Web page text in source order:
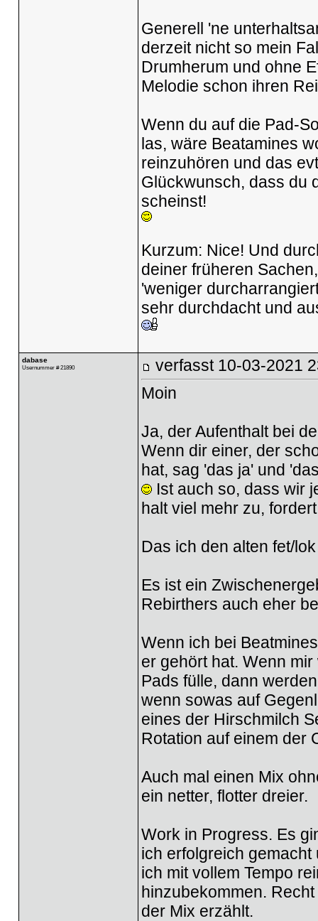
Generell 'ne
derzeit nicht so mein
Drumherum und ohne
Melodie schon ihren
Wenn du auf die Pad-
las, wäre Beatamines
reinzuhören und das
Glückwunsch, dass du
scheinst!
Kurzum: Nice! Und
deiner früheren
'weniger
sehr durchdacht und
dabase
Usernummer # 21890 verfasst 10-03-2021
Moin
Ja, der Aufenthalt bei
Wenn dir einer, der
hat, sag 'das ja' und
Ist auch so, dass wir
halt viel mehr zu,
Das ich den alten fet/
Es ist ein
Rebirthers auch eher
Wenn ich bei
er gehört hat. Wenn
Pads fülle, dann
wenn sowas auf
eines der Hirschmilch
Rotation auf einem der
Auch mal einen Mix
ein netter, flotter dreier.
Work in Progress. Es
ich erfolgreich
ich mit vollem Tempo
hinzubekommen.
der Mix erzählt.